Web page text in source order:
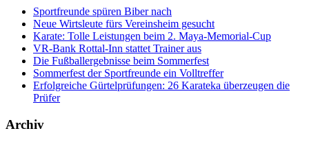
Sportfreunde spüren Biber nach
Neue Wirtsleute fürs Vereinsheim gesucht
Karate: Tolle Leistungen beim 2. Maya-Memorial-Cup
VR-Bank Rottal-Inn stattet Trainer aus
Die Fußballergebnisse beim Sommerfest
Sommerfest der Sportfreunde ein Volltreffer
Erfolgreiche Gürtelprüfungen: 26 Karateka überzeugen die
Prüfer
Archiv